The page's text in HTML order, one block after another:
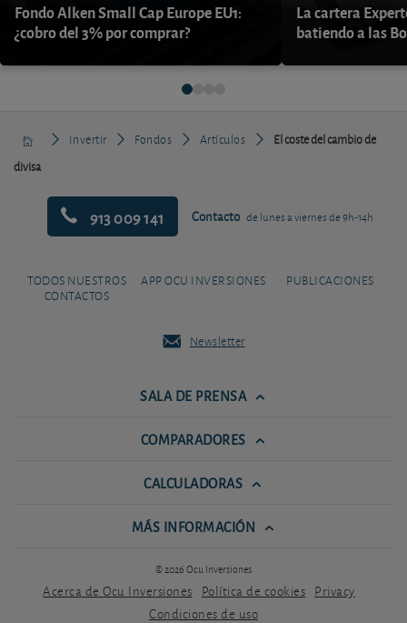
Fondo Alken Small Cap Europe EU1:
¿cobro del 3% por comprar?
La cartera
batiendo a las
Invertir Fondos Artículos
El coste del cambio de
divisa
913 009 141 Contacto de lunes a viernes de 9h-14h
TODOS NUESTROS
CONTACTOS
APP OCU INVERSIONES PUBLICACIONES
Newsletter
SALA DE PRENSA
COMPARADORES
CALCULADORAS
MÁS INFORMACIÓN
© 2026 Ocu Inversiones
Acerca de Ocu Inversiones Política de cookies Privacy
Condiciones de uso